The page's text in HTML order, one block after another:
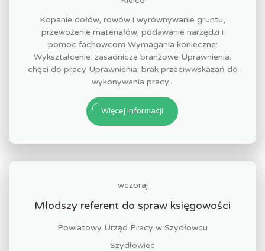
Kopanie dołów, rowów i wyrównywanie gruntu,
przewożenie materiałów, podawanie narzędzi i
pomoc fachowcom Wymagania konieczne:
Wykształcenie: zasadnicze branżowe Uprawnienia:
chęci do pracy Uprawnienia: brak przeciwwskazań do
wykonywania pracy...
Więcej informacji
wczoraj
Młodszy referent do spraw księgowości
Powiatowy Urząd Pracy w Szydłowcu
Szydłowiec